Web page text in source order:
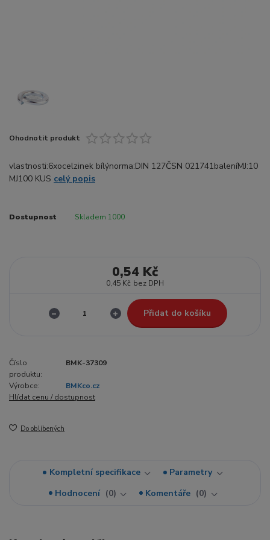
Ohodnotit produkt
vlastnosti:6xocelzinek bílýnorma:DIN 127ČSN 021741baleníMJ:10
MJ100 KUS celý popis
Dostupnost Skladem 1000
0,54 Kč
0,45 Kč bez DPH
Přidat do košíku
Číslo
produktu:
BMK-37309
Výrobce:
BMKco.cz
Hlídat cenu / dostupnost
Do oblíbených
Kompletní specifikace
Parametry
Hodnocení
0 Komentáře 0